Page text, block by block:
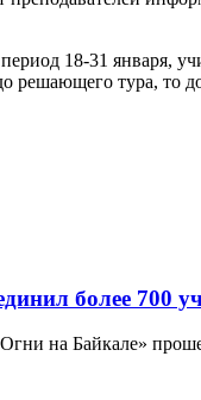
18-31 января,
решающего тура, то
более 700
на Байкале»